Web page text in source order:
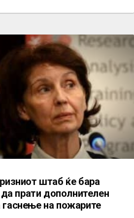
штаб ќе бара
прати дополнителен
гаснење на пожарите